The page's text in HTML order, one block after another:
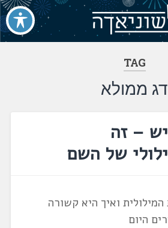
TAG
דג ממולא
– זה
של השם
ואיך היא קשורה
היום